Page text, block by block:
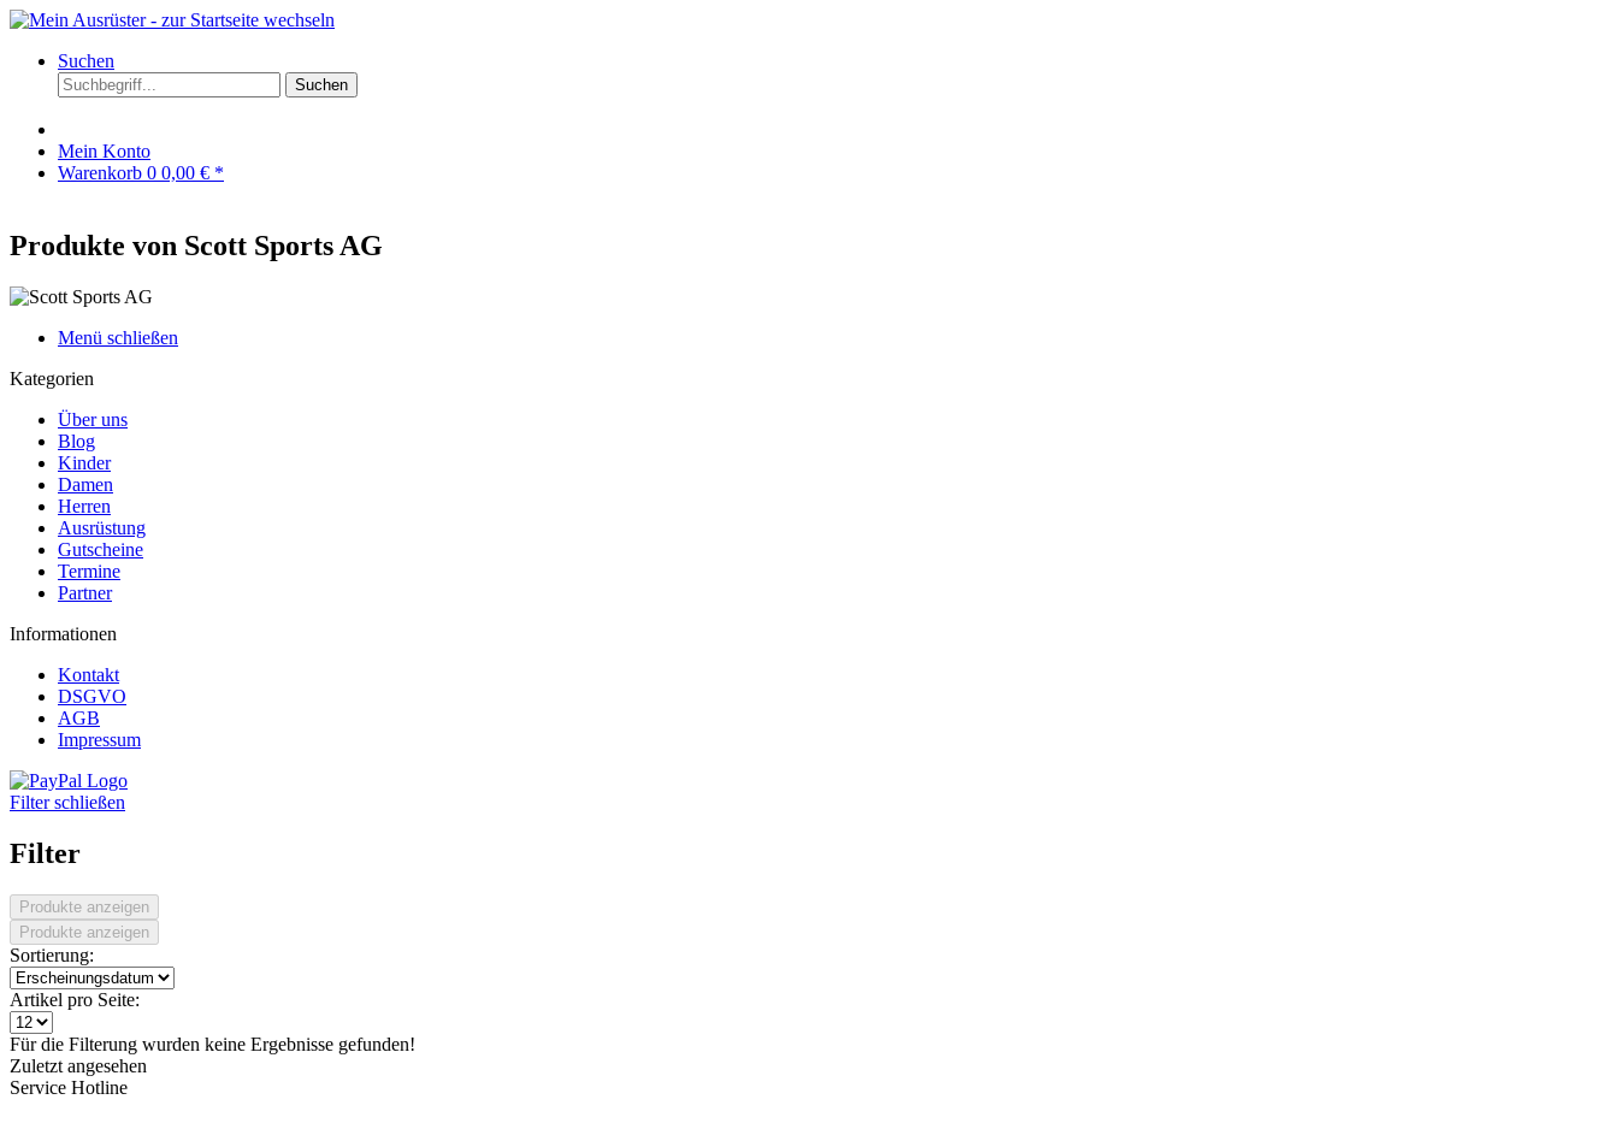
Suchen
Suchen
Mein Konto
Warenkorb 0 0,00 € *
Produkte von Scott Sports AG
Menü schließen
Kategorien
Über uns
Blog
Kinder
Damen
Herren
Ausrüstung
Gutscheine
Termine
Partner
Informationen
Kontakt
DSGVO
AGB
Impressum
Filter schließen
Filter
Produkte anzeigen
Produkte anzeigen
Sortierung:
Artikel pro Seite:
Für die Filterung wurden keine Ergebnisse gefunden!
Zuletzt angesehen
Service Hotline